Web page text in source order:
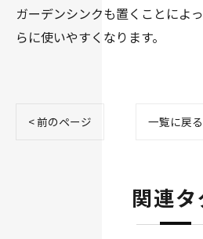
ガーデンシンクも置くことによ
らに使いやすくなります。
< 前のページ 一覧に戻る
関連タ